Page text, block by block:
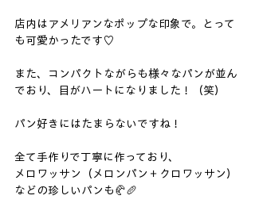
店内はアメリアンなポップな印象で。とって
も可愛かったです♡
また、コンパクトながらも様々なパンが並ん
でおり、目がハートになりました！（笑）
パン好きにはたまらないですね！
全て手作りで丁寧に作っており、
メロワッサン（メロンパン＋クロワッサン）
などの珍しいパンも🥐🥖